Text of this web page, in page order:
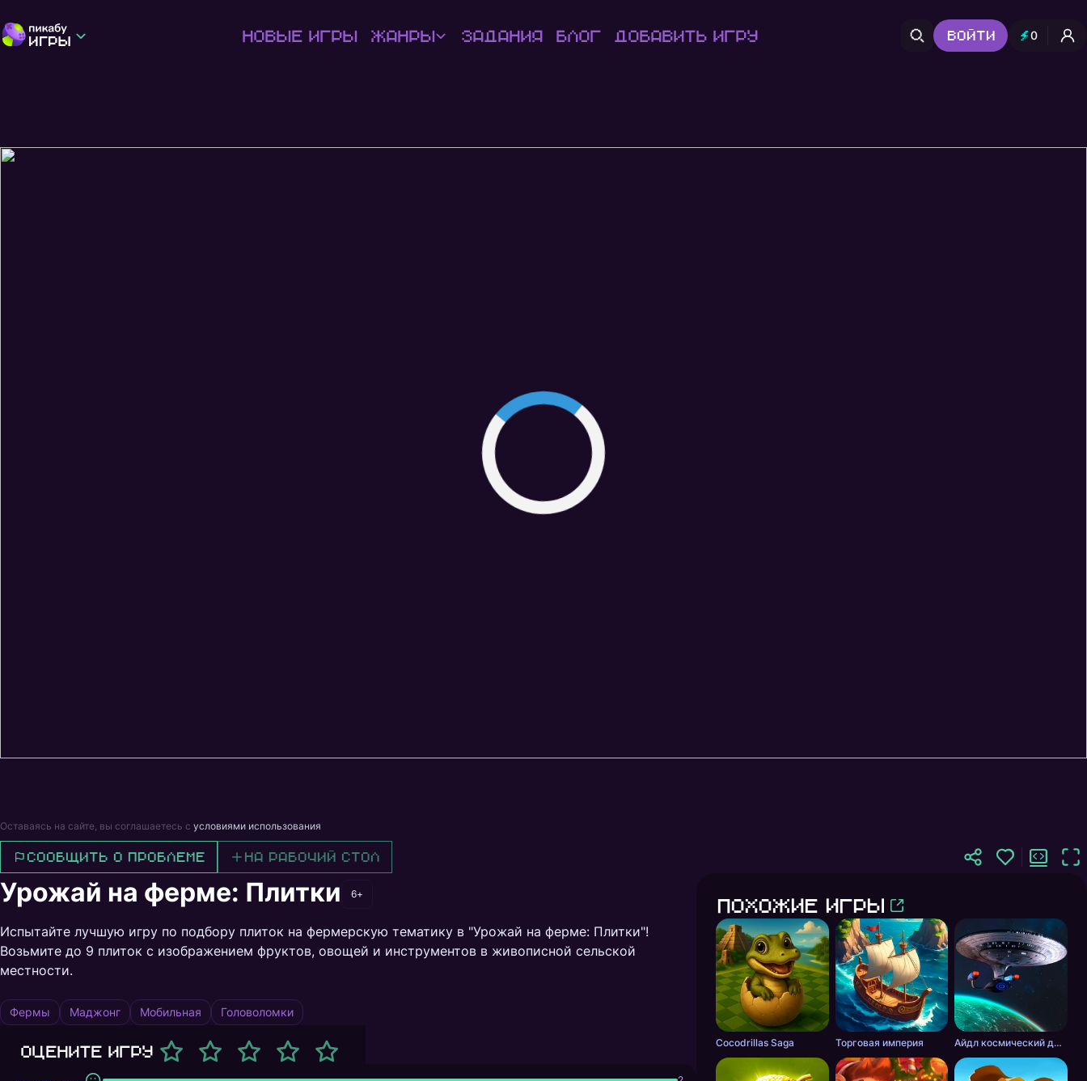
Новые игры Жанры Задания Блог Добавить игру Войти 0
Оставаясь на сайте, вы соглашаетесь с условиями использования
Сообщить о проблеме На рабочий стол
Урожай на ферме: Плитки 6+
Испытайте лучшую игру по подбору плиток на фермерскую тематику в "Урожай на ферме: Плитки"!
Возьмите до 9 плиток с изображением фруктов, овощей и инструментов в живописной сельской
местности.
Фермы Маджонг Мобильная Головоломки
Оцените игру
Похожие игры
Cocodrillas Saga Торговая империя Айдл космический добытчик